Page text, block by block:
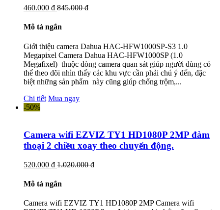
460.000 đ 845.000 đ
Mô tả ngắn
Giới thiệu camera Dahua HAC-HFW1000SP-S3 1.0
Megapixel Camera Dahua HAC-HFW1000SP (1.0
Megafixel) thuộc dòng camera quan sát giúp người dùng có
thể theo dõi nhìn thấy các khu vực cần phải chú ý đến, đặc
biệt những sản phẩm này cũng giúp chống trộm,...
Chi tiết Mua ngay
-50%
Camera wifi EZVIZ TY1 HD1080P 2MP đàm
thoại 2 chiều xoay theo chuyển động.
520.000 đ 1.020.000 đ
Mô tả ngắn
Camera wifi EZVIZ TY1 HD1080P 2MP Camera wifi